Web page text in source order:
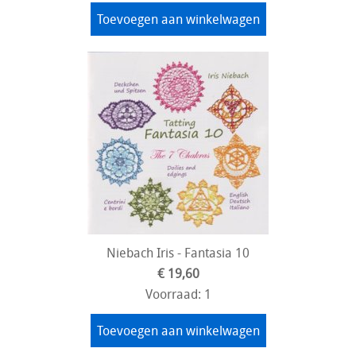
Toevoegen aan winkelwagen
Niebach Iris - Fantasia 10
€ 19,60
Voorraad: 1
Toevoegen aan winkelwagen